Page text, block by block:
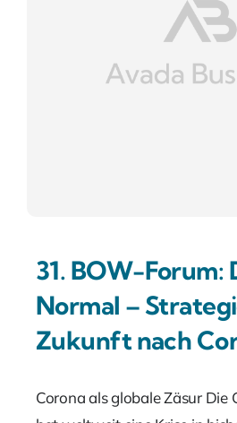
31. BOW-Forum:
Normal –
Zukunft nach
Corona als globale Zäsur Die